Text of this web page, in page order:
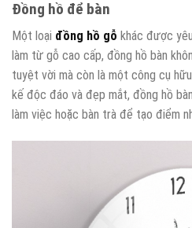
Đồng hồ để bàn
Một loại đồng hồ gỗ khác được
làm từ gỗ cao cấp, đồng hồ bàn
tuyệt vời mà còn là một công cụ
kế độc đáo và đẹp mắt, đồng hồ
làm việc hoặc bàn trà để tạo điểm